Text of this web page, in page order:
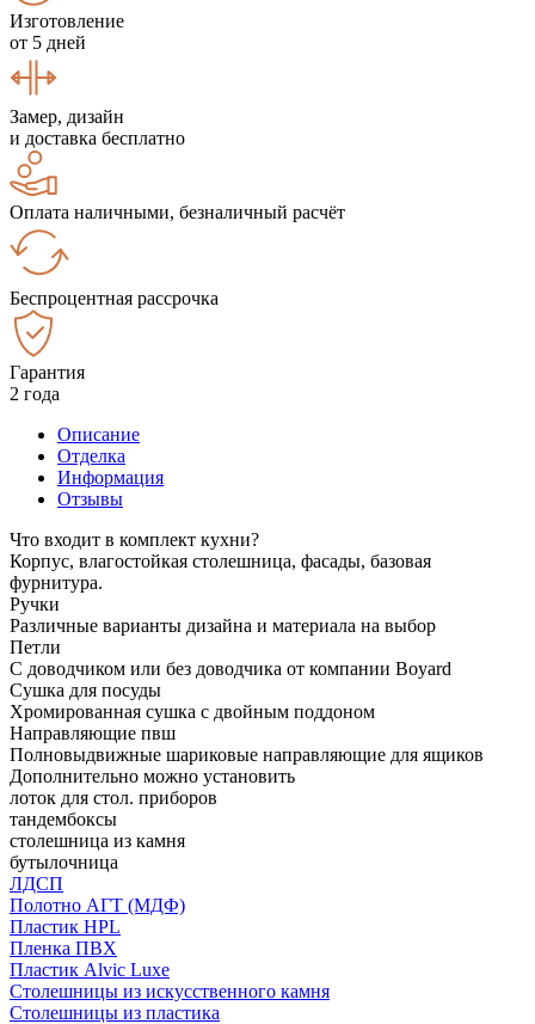
Изготовление
от 5 дней
Замер, дизайн
и доставка бесплатно
Оплата наличными, безналичный расчёт
Беспроцентная рассрочка
Гарантия
2 года
Описание
Отделка
Информация
Отзывы
Что входит в комплект кухни?
Корпус, влагостойкая столешница, фасады, базовая
фурнитура.
Ручки
Различные варианты дизайна и материала на выбор
Петли
С доводчиком или без доводчика от компании Boyard
Сушка для посуды
Хромированная сушка с двойным поддоном
Направляющие пвш
Полновыдвижные шариковые направляющие для ящиков
Дополнительно можно установить
лоток для стол. приборов
тандембоксы
столешница из камня
бутылочница
ЛДСП
Полотно АГТ (МДФ)
Пластик HPL
Пленка ПВХ
Пластик Alvic Luxe
Столешницы из искусственного камня
Столешницы из пластика